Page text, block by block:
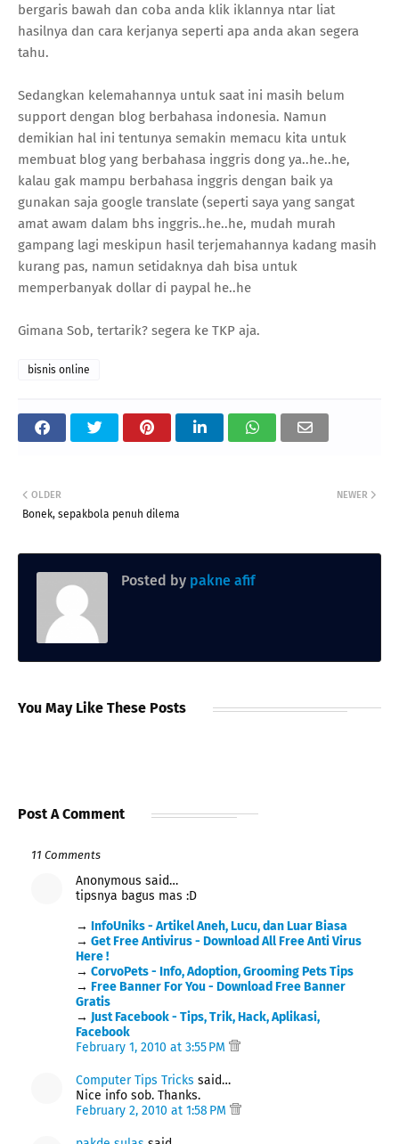
bergaris bawah dan coba anda klik iklannya ntar liat
hasilnya dan cara kerjanya seperti apa anda akan segera
tahu.
Sedangkan kelemahannya untuk saat ini masih belum
support dengan blog berbahasa indonesia. Namun
demikian hal ini tentunya semakin memacu kita untuk
membuat blog yang berbahasa inggris dong ya..he..he,
kalau gak mampu berbahasa inggris dengan baik ya
gunakan saja google translate (seperti saya yang sangat
amat awam dalam bhs inggris..he..he, mudah murah
gampang lagi meskipun hasil terjemahannya kadang masih
kurang pas, namun setidaknya dah bisa untuk
memperbanyak dollar di paypal he..he
Gimana Sob, tertarik? segera ke TKP aja.
bisnis online
NEWER
OLDER
Bonek, sepakbola penuh dilema
Posted by pakne afif
You May Like These Posts
Post A Comment
11 Comments
Anonymous said…
tipsnya bagus mas :D
→ InfoUniks - Artikel Aneh, Lucu, dan Luar Biasa
→ Get Free Antivirus - Download All Free Anti Virus
Here !
→ CorvoPets - Info, Adoption, Grooming Pets Tips
→ Free Banner For You - Download Free Banner
Gratis
→ Just Facebook - Tips, Trik, Hack, Aplikasi,
Facebook
February 1, 2010 at 3:55 PM
Computer Tips Tricks said…
Nice info sob. Thanks.
February 2, 2010 at 1:58 PM